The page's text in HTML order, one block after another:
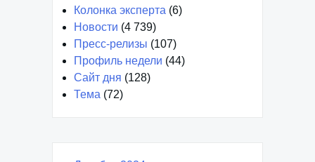
Колонка эксперта (6)
Новости (4 739)
Пресс-релизы (107)
Профиль недели (44)
Сайт дня (128)
Тема (72)